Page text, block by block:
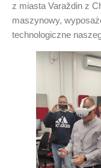
z miasta Varaždin z
maszynowy,
technologiczne